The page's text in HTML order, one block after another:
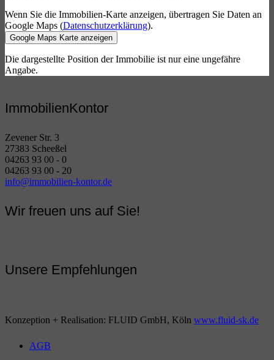
Wenn Sie die Immobilien-Karte anzeigen, übertragen Sie Daten an
Google Maps (Datenschutzerklärung).
Google Maps Karte anzeigen
Die dargestellte Position der Immobilie ist nur eine ungefähre
Angabe.
ImmobilienKontor
Zevener Str. 3
27383 Scheeßel
04263 93 00 - 0
04263 93 00 - 20
info@immobilien-kontor.de
Wir freuen uns auf Sie!
Unsere Empfehlungen
Konzeption + Realisation: FLUID GmbH, Köln www.fluid-sk.de
AGB